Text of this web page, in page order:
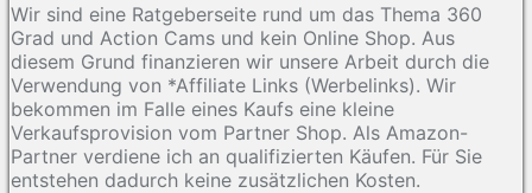
Wir sind eine Ratgeberseite rund um das Thema 360
Grad und Action Cams und kein Online Shop. Aus
diesem Grund finanzieren wir unsere Arbeit durch die
Verwendung von *Affiliate Links (Werbelinks). Wir
bekommen im Falle eines Kaufs eine kleine
Verkaufsprovision vom Partner Shop. Als Amazon-
Partner verdiene ich an qualifizierten Käufen. Für Sie
entstehen dadurch keine zusätzlichen Kosten.